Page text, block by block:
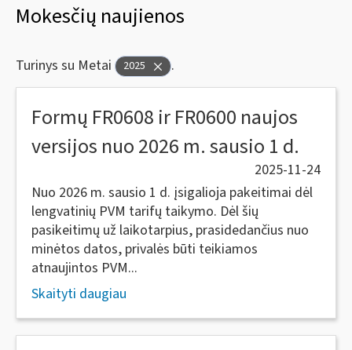
Mokesčių naujienos
Turinys su Metai 2025 .
Formų FR0608 ir FR0600 naujos
versijos nuo 2026 m. sausio 1 d.
2025-11-24
Nuo 2026 m. sausio 1 d. įsigalioja pakeitimai dėl
lengvatinių PVM tarifų taikymo. Dėl šių
pasikeitimų už laikotarpius, prasidedančius nuo
minėtos datos, privalės būti teikiamos
atnaujintos PVM...
Skaityti daugiau